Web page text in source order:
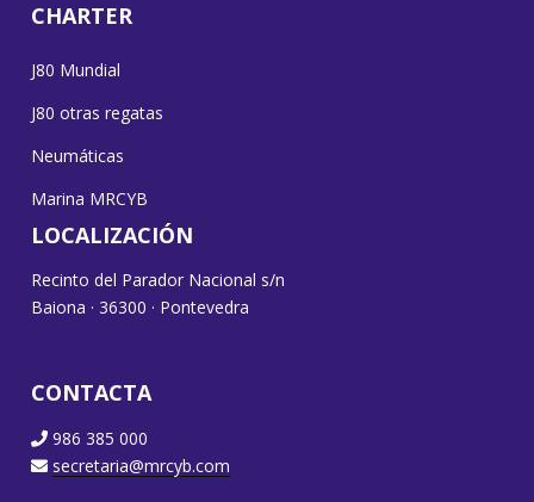
CHARTER
J80 Mundial
J80 otras regatas
Neumáticas
Marina MRCYB
LOCALIZACIÓN
Recinto del Parador Nacional s/n
Baiona · 36300 · Pontevedra
CONTACTA
986 385 000
secretaria@mrcyb.com